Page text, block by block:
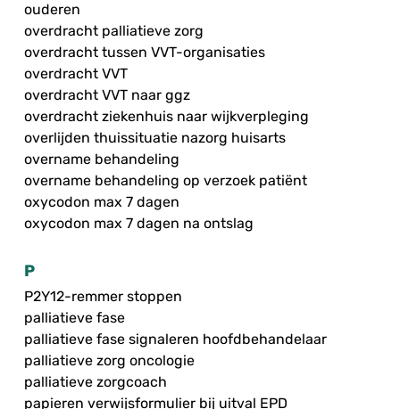
ouderen
overdracht palliatieve zorg
overdracht tussen VVT-organisaties
overdracht VVT
overdracht VVT naar ggz
overdracht ziekenhuis naar wijkverpleging
overlijden thuissituatie nazorg huisarts
overname behandeling
overname behandeling op verzoek patiënt
oxycodon max 7 dagen
oxycodon max 7 dagen na ontslag
P
P2Y12-remmer stoppen
palliatieve fase
palliatieve fase signaleren hoofdbehandelaar
palliatieve zorg oncologie
palliatieve zorgcoach
papieren verwijsformulier bij uitval EPD